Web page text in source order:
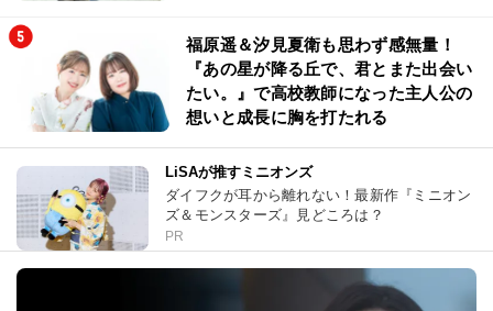
福原遥＆汐見夏衛も思わず感無量！
『あの星が降る丘で、君とまた出会い
たい。』で高校教師になった主人公の
想いと成長に胸を打たれる
LiSAが推すミニオンズ
ダイフクが耳から離れない！最新作『ミニオン
ズ＆モンスターズ』見どころは？
PR